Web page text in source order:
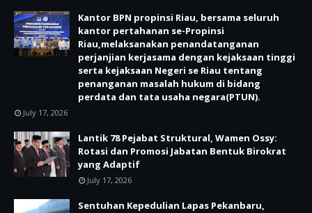
Kantor BPN propinsi Riau, bersama seluruh
kantor pertahanan se-Propinsi
Riau,melaksanakan penandatanganan
perjanjian kerjasama dengan kejaksaan tinggi
serta kejaksaan Negeri se Riau tentang
penanganan masalah hukum di bidang
perdata dan tata usaha negara(PTUN).
July 17, 2026
Lantik 78 Pejabat Struktural, Wamen Ossy:
Rotasi dan Promosi Jabatan Bentuk Birokrat
yang Adaptif
July 17, 2026
Sentuhan Kepedulian Lapas Pekanbaru,